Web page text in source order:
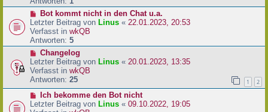
r
a
g
B
e
i
t
r
a
g
N
e
u
e
r
B
e
i
t
a
Bot kommt nicht in den Chat u.a.
Letzter Beitrag von Linus « 22.01.2023, 20:53
Verfasst in wkQB
Antworten: 5
N
e
u
e
r
B
e
Changelog
Letzter Beitrag von Linus « 20.01.2023, 13:35
Verfasst in wkQB
Antworten: 25 1 2
N
e
Ich bekomme den Bot nicht
Letzter Beitrag von Linus « 09.10.2022, 19:05